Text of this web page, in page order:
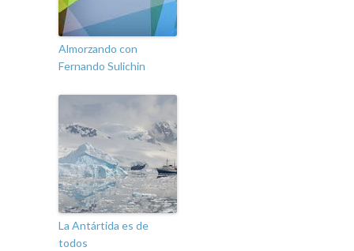
Almorzando con
Fernando Sulichin
La Antártida es de
todos